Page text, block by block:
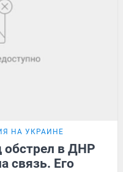
НА УКРАИНЕ
обстрел в ДНР
связь. Его